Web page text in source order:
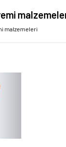
malzemeleri